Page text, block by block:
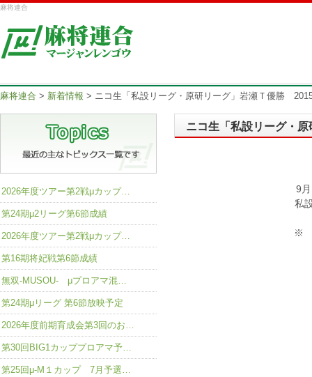
麻将連合
麻将連合 > 新着情報 > ニコ生「私設リーグ・原研リーグ」岩瀬Ｔ優勝
ニコ生「私設リーグ・
9
私
2026年度ツアー第2戦μカップ…
第24期μ2リーグ第6節成績
2026年度ツアー第2戦μカップ…
第16期将妃戦第6節成績
無双-MUSOU- μプロアマ混…
第24期μリーグ 第6節放映予定
2026年度前期育成会第3回のお…
第30回BIG1カッププロアマ予…
第25回μ-M１カップ 7月予選…